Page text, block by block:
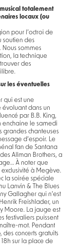
totalement
locaux (ou
pour l’octroi de
soutien des
sommes
la technique
des
les éventuelles
qui est une
dans un
par B.B. King,
enchaine le samedi
grandes chanteuses
d’espoir. Le
fan de Santana
Allman Brothers, a
À noter que
à Megève.
la soirée spéciale
Lanvin & The Blues
Gallagher qui n’est
Freishlader, un
Moore. La jauge est
festivaliers puissent
mot. Pendant
des concerts gratuits
sur la place de